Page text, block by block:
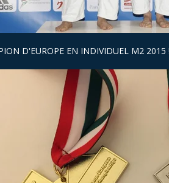
D'EUROPE EN INDIVIDUEL M2 2015